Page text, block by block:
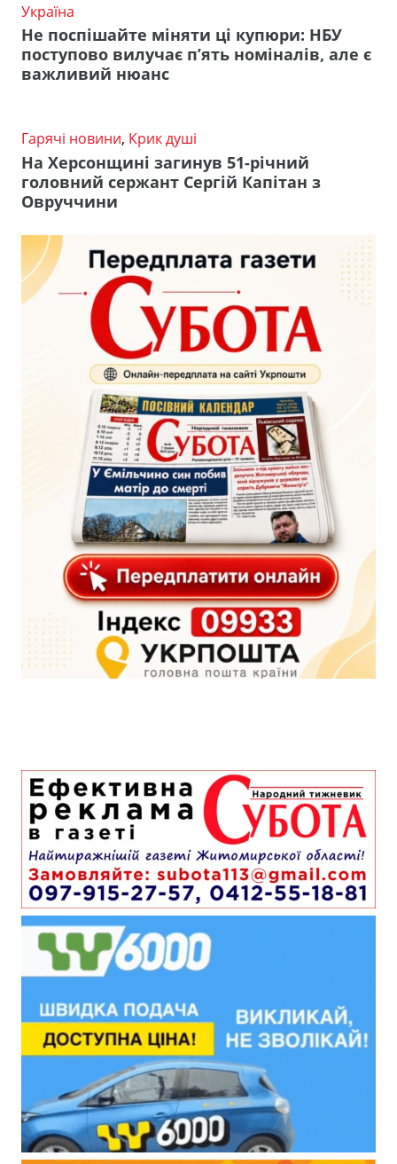
Україна
Не поспішайте міняти ці купюри: НБУ
поступово вилучає п’ять номіналів, але є
важливий нюанс
Гарячі новини, Крик душі
На Херсонщині загинув 51-річний
головний сержант Сергій Капітан з
Овруччини